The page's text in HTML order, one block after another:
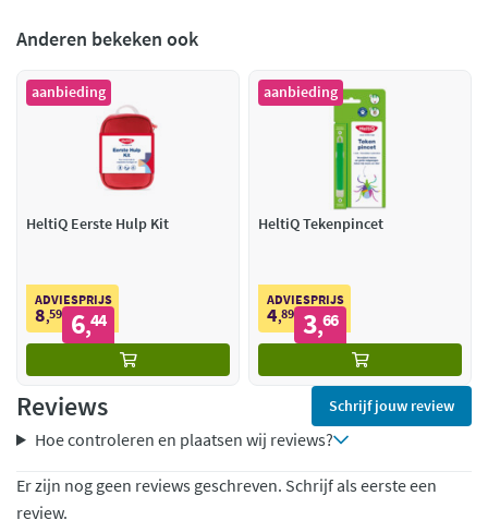
Anderen bekeken ook
aanbieding
HeltiQ Eerste Hulp Kit
ADVIESPRIJS
8,59 6,44
aanbieding
HeltiQ Tekenpincet
ADVIESPRIJS
4,89 3,66
Reviews Schrijf jouw review
Hoe controleren en plaatsen wij reviews?
Er zijn nog geen reviews geschreven. Schrijf als eerste een
review.